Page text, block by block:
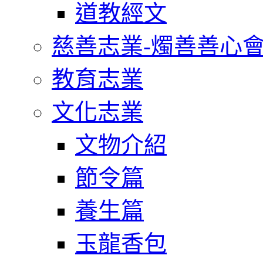
道教經文
慈善志業-燭善善心
教育志業
文化志業
文物介紹
節令篇
養生篇
玉龍香包